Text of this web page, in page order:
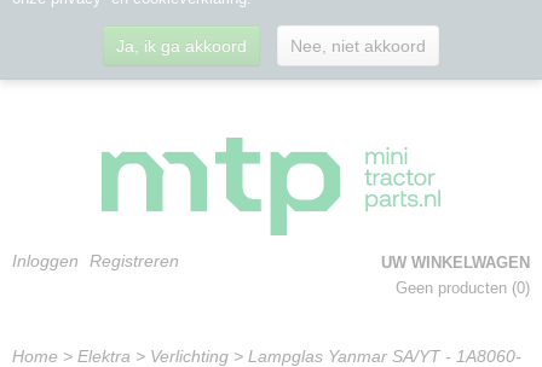
Inloggen Registreren
UW WINKELWAGEN
Geen producten (0)
Home > Elektra > Verlichting > Lampglas Yanmar SA/YT - 1A8060-
Ja, ik ga akkoord Nee, niet akkoord